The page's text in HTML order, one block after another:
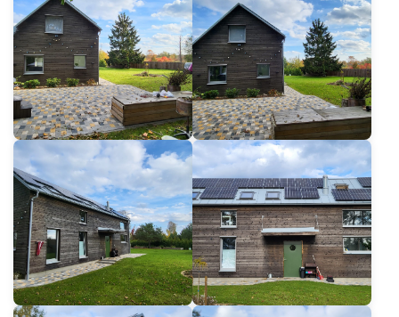
Für Architekten
Für Immobilienentwickler
Für Händler
Für staatliche und öffentliche Bauträger
Stellenangebote